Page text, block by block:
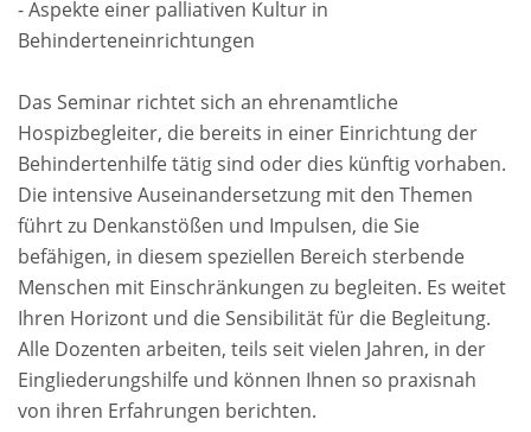
- Aspekte einer palliativen Kultur in
Behinderteneinrichtungen
Das Seminar richtet sich an ehrenamtliche
Hospizbegleiter, die bereits in einer Einrichtung der
Behindertenhilfe tätig sind oder dies künftig vorhaben.
Die intensive Auseinandersetzung mit den Themen
führt zu Denkanstößen und Impulsen, die Sie
befähigen, in diesem speziellen Bereich sterbende
Menschen mit Einschränkungen zu begleiten. Es weitet
Ihren Horizont und die Sensibilität für die Begleitung.
Alle Dozenten arbeiten, teils seit vielen Jahren, in der
Eingliederungshilfe und können Ihnen so praxisnah
von ihren Erfahrungen berichten.